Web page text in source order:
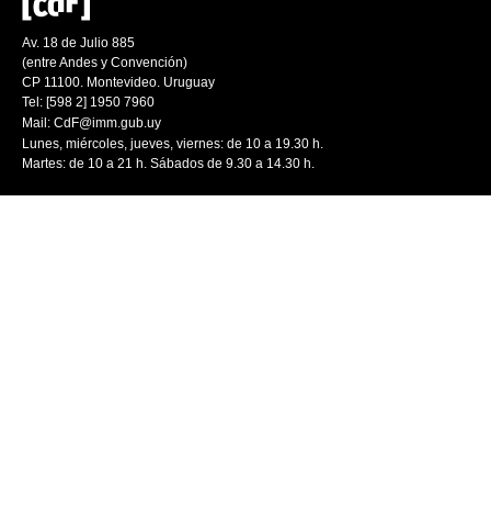
Av. 18 de Julio 885
(entre Andes y Convención)
CP 11100. Montevideo. Uruguay
Tel: [598 2] 1950 7960
Mail: CdF@imm.gub.uy
Lunes, miércoles, jueves, viernes: de 10 a 19.30 h.
Martes: de 10 a 21 h. Sábados de 9.30 a 14.30 h.